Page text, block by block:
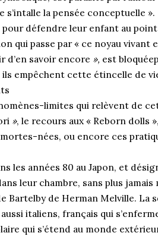
la pensée conceptuelle ».
défendre leur enfant au
qui passe par « ce noyau vivant
d’en savoir encore », est
empêchent cette étincelle de
limites qui relèvent de
», le recours aux « Reborn dolls
nées, ou encore ces
les années 80 au Japon, et
leur chambre, sans plus jamais
Bartelby de Herman Melville. La
italiens, français qui
qui s’étend au monde